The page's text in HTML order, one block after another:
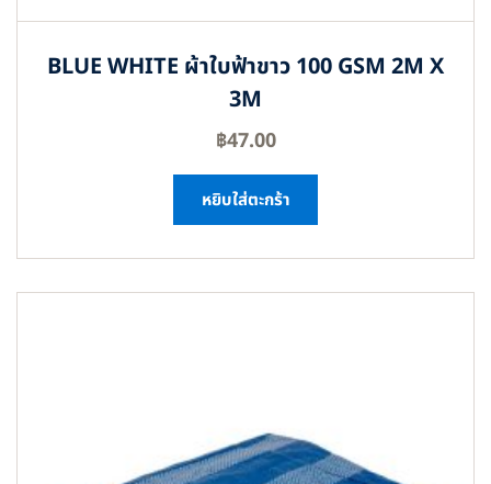
BLUE WHITE ผ้าใบฟ้าขาว 100 GSM 2M X
3M
฿47.00
หยิบใส่ตะกร้า